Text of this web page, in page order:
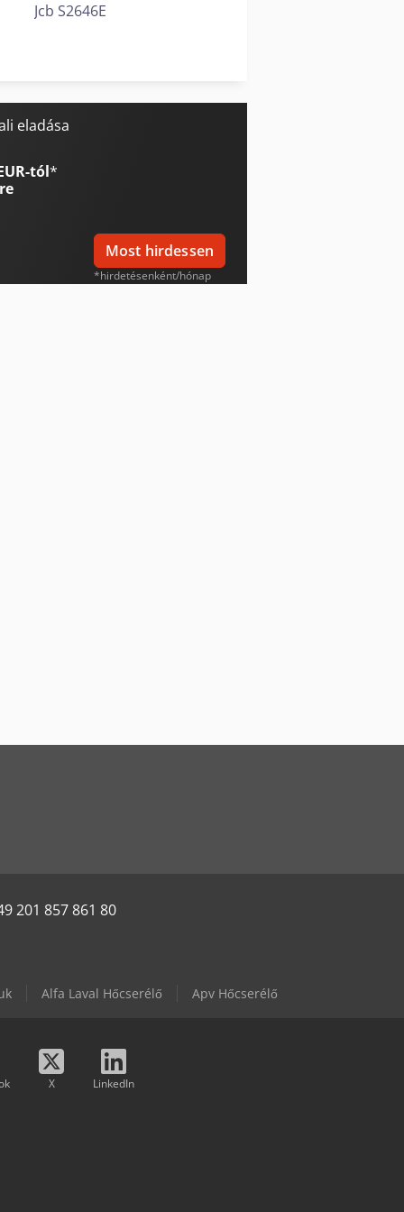
Jcb S2646E
eladása
tól*
Most hirdessen
*hirdetésenként/hónap
201 857 861 80
Alfa Laval Hőcserélő Apv Hőcserélő
X LinkedIn